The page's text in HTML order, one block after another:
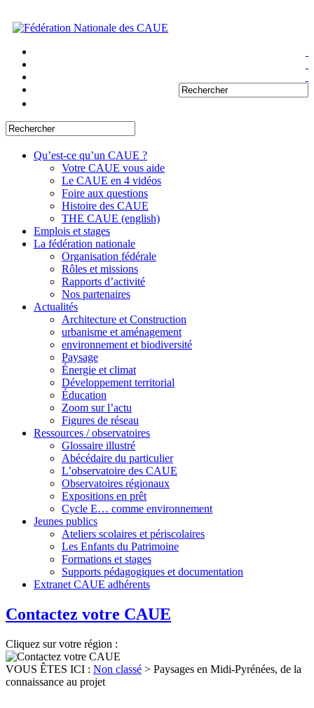
Qu’est-ce qu’un CAUE ?
Votre CAUE vous aide
Le CAUE en 4 vidéos
Foire aux questions
Histoire des CAUE
THE CAUE (english)
Emplois et stages
La fédération nationale
Organisation fédérale
Rôles et missions
Rapports d’activité
Nos partenaires
Actualités
Architecture et Construction
urbanisme et aménagement
environnement et biodiversité
Paysage
Énergie et climat
Développement territorial
Éducation
Zoom sur l’actu
Figures de réseau
Ressources / observatoires
Glossaire illustré
Abécédaire du particulier
L’observatoire des CAUE
Observatoires régionaux
Expositions en prêt
Cycle E… comme environnement
Jeunes publics
Ateliers scolaires et périscolaires
Les Enfants du Patrimoine
Formations et stages
Supports pédagogiques et documentation
Extranet CAUE adhérents
Contactez votre CAUE
Cliquez sur votre région :
VOUS ÊTES ICI : Non classé > Paysages en Midi-Pyrénées, de la
connaissance au projet